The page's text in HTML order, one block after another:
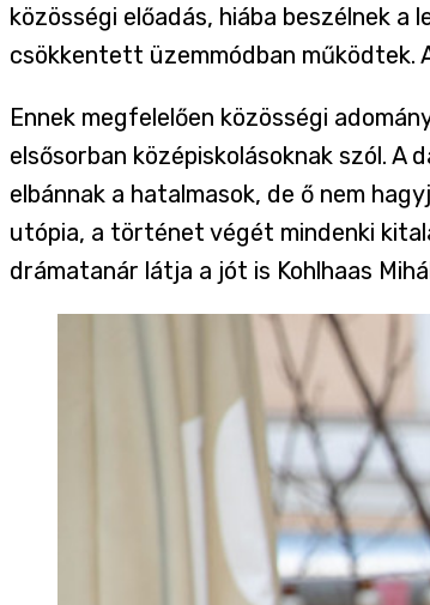
közösségi előadás, hiába beszélnek
csökkentett üzemmódban működtek.
Ennek megfelelően közösségi
elsősorban középiskolásoknak szól.
elbánnak a hatalmasok, de ő nem
utópia, a történet végét mindenki
drámatanár látja a jót is Kohlhaas